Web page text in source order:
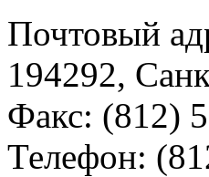
Почтовый
194292,
Факс: (812)
Телефон: